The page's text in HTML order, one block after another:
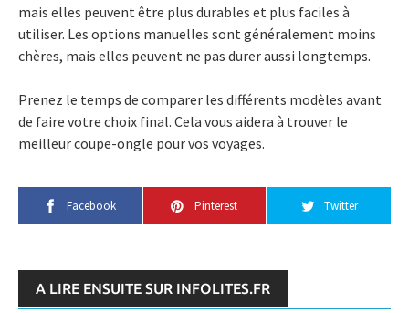
mais elles peuvent être plus durables et plus faciles à
utiliser. Les options manuelles sont généralement moins
chères, mais elles peuvent ne pas durer aussi longtemps.
Prenez le temps de comparer les différents modèles avant
de faire votre choix final. Cela vous aidera à trouver le
meilleur coupe-ongle pour vos voyages.
Facebook Pinterest Twitter
A LIRE ENSUITE SUR INFOLITES.FR